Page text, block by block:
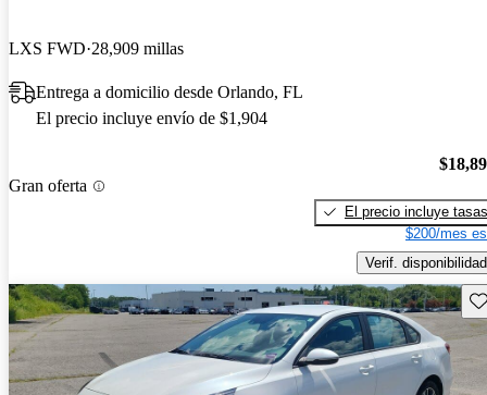
LXS FWD 28,909 millas
Entrega a domicilio desde Orlando, FL
El precio incluye envío de $1,904
Gran oferta
El precio incluye tasas
$200/mes
Verif. disponibilidad